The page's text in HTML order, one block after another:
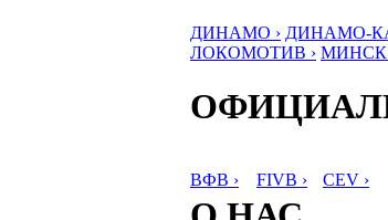
ДИНАМО › ДИНАМО-
ЛОКОМОТИВ › МИНСК
ВФВ › FIVB › CEV ›